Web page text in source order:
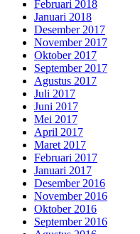
Februari 2018
Januari 2018
Desember 2017
November 2017
Oktober 2017
September 2017
Agustus 2017
Juli 2017
Juni 2017
Mei 2017
April 2017
Maret 2017
Februari 2017
Januari 2017
Desember 2016
November 2016
Oktober 2016
September 2016